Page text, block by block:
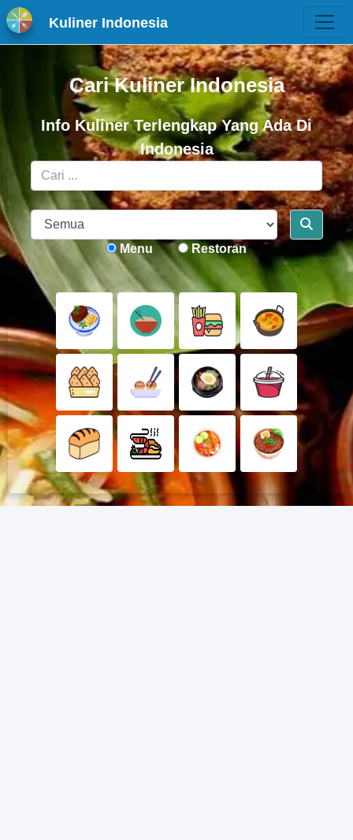
Kuliner Indonesia
Cari Kuliner Indonesia
Info Kuliner Terlengkap Yang Ada Di
Indonesia
Menu Restoran